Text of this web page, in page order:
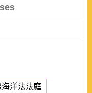
海洋法法庭